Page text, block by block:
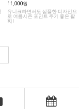
11,000원
유니크하면서도 심플한 디자인으
로 여름시즌 포인트 주기 좋은 팔
찌 !